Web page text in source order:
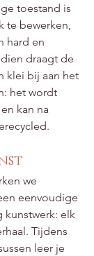
toestand is
te bewerken,
hard en
draagt de
klei bij aan het
het wordt
kan na
we
eenvoudige
kunstwerk: elk
Tijdens
leer je